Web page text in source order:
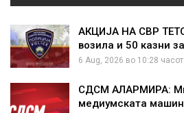
АКЦИЈА НА СВР
возила и 50 казни
6 Aug, 2026 во 10:28 часот.
СДСМ АЛАРМИРА:
медиумската